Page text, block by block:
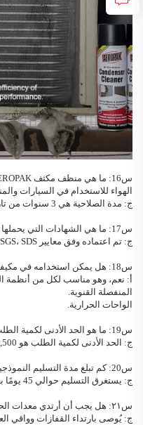
س16: ما هي منظف مكثف AEROPAK
الهواء للاستخدام في السيارات
ج: مدة الصلاحية هي 3 سنوات من تاريخ التصنيع.
س17: ما هي الشهادات التي يحملها هذا المنتج؟
ج: تم اعتماده وفق معايير REACH، ROHS، SGS، SDS، وISO9001.
س18: هل يمكن استخدامه في مكيفات الهواء ذات النظام المنفصل؟
أ: نعم، وهو مناسب لكل من أنظمة
المنفصلة القنوية.
الواحات الحرارية.
س19: ما هو الحد الأدنى لكمية الطلب؟
ج: الحد الأدنى لكمية الطلب هو 7,500 قطعة.
س20: كم تبلغ مدة التسليم النموذجية؟
ج: يستغرق التسليم حوالي 45 يومًا بعد إيداع الدفعة الأولى وتأكيد العمل الفني.
س٢١: هل يجب أن أرتدي معدات الحماية أثناء الاستخدام؟
ج: يُوصى بارتداء القفازات وواقي